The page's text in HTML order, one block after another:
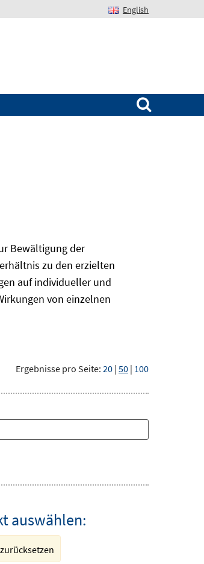
English
Suchen nach:
Bewältigung der
zu den erzielten
auf individueller und
von einzelnen
Ergebnisse pro Seite: 20 | 50 | 100
auswählen: